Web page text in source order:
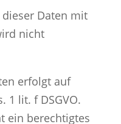
Daten mit
nicht
erfolgt auf
1 lit. f DSGVO.
ein berechtigtes